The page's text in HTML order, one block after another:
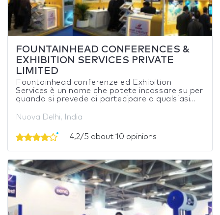
FOUNTAINHEAD CONFERENCES &
EXHIBITION SERVICES PRIVATE
LIMITED
Fountainhead conferenze ed Exhibition
Services è un nome che potete incassare su per
quando si prevede di partecipare a qualsiasi...
Nuova Delhi, India
4,2/5 about 10 opinions